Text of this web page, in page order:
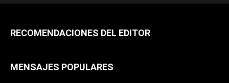
RECOMENDACIONES DEL EDITOR
MENSAJES POPULARES